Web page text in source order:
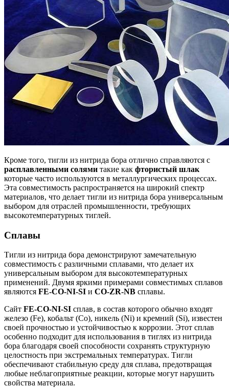
Кроме того, тигли из нитрида бора отлично справляются с
расплавленными солями такие как фтористый шлак
которые часто используются в металлургических процессах.
Эта совместимость распространяется на широкий спектр
материалов, что делает тигли из нитрида бора универсальным
выбором для отраслей промышленности, требующих
высокотемпературных тиглей.
Сплавы
Тигли из нитрида бора демонстрируют замечательную
совместимость с различными сплавами, что делает их
универсальным выбором для высокотемпературных
применений. Двумя яркими примерами совместимых сплавов
являются FE-CO-NI-SI и CO-ZR-NB сплавы.
Сайт FE-CO-NI-SI сплав, в состав которого обычно входят
железо (Fe), кобальт (Co), никель (Ni) и кремний (Si), известен
своей прочностью и устойчивостью к коррозии. Этот сплав
особенно подходит для использования в тиглях из нитрида
бора благодаря своей способности сохранять структурную
целостность при экстремальных температурах. Тигли
обеспечивают стабильную среду для сплава, предотвращая
любые неблагоприятные реакции, которые могут нарушить
свойства материала.